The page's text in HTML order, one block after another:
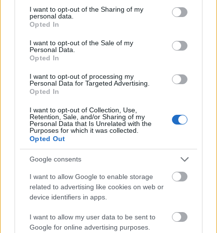
not limited to your visit or usage behaviour. You may click to
grant or deny consent to Google and its third-party tags to
use your data for below specified purposes in below Google
consent section.
I want to opt-out of the Sharing of my
personal data.
Opted In
I want to opt-out of the Sale of my
Personal Data.
Opted In
I want to opt-out of processing my
Personal Data for Targeted Advertising.
Opted In
I want to opt-out of Collection, Use,
Retention, Sale, and/or Sharing of my
Personal Data that Is Unrelated with the
Purposes for which it was collected.
Opted Out
Google consents
I want to allow Google to enable storage
related to advertising like cookies on web or
device identifiers in apps.
I want to allow my user data to be sent to
Google for online advertising purposes.
volna, és mindenem elkezdett volna
olvadni.
Cynthia Nixon
Szex és New YorkMirandája, aki feleségével egy
időben ment keresztül a menopauzán, igazi
szabadságnak élte meg, hogy többé már nem lesz
termékeny.„Számomra ez nem volt szomorú, mert
ha eléred az 50-et, akkor végeztél. Az a szabadság,
ami abból adódik, hogy többé nem vagy termékeny,
hatalmas” -
magazinnal.
Naomi Watts